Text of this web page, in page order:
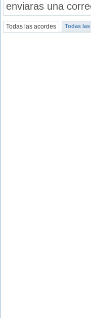
enviaras una
Todas las acordes Todas